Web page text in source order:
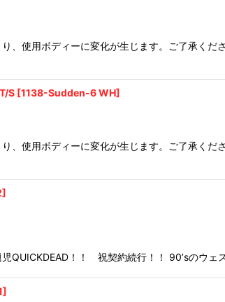
、使用ボディーに変化が生じます。ご了承く
S [1138-Sudden-6 WH]
、使用ボディーに変化が生じます。ご了承く
]
QUICKDEAD！！ 祝契約続行！！ 90’sのウ
]